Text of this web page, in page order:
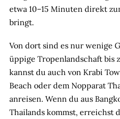
etwa 10–15 Minuten direkt
bringt.
Von dort sind es nur wenige
üppige Tropenlandschaft bis
kannst du auch von Krabi
Beach oder dem Nopparat
anreisen. Wenn du aus
Thailands kommst, erreichst